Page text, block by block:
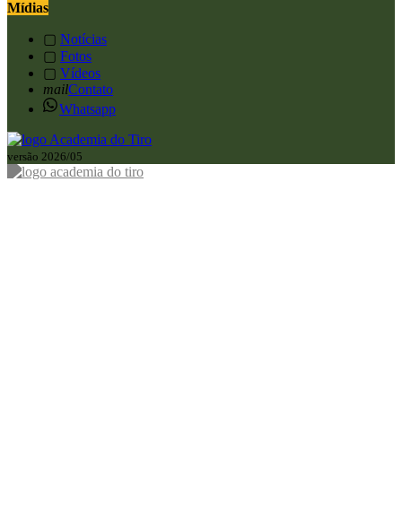
Mídias
▢ Notícias
▢ Fotos
▢ Vídeos
mailContato
Whatsapp
versão 2026/05